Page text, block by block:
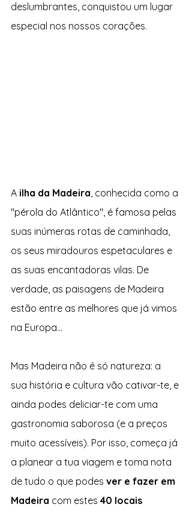
deslumbrantes, conquistou um lugar
especial nos nossos corações.
A ilha da Madeira, conhecida como a
"pérola do Atlântico", é famosa pelas
suas inúmeras rotas de caminhada,
os seus miradouros espetaculares e
as suas encantadoras vilas. De
verdade, as paisagens de Madeira
estão entre as melhores que já vimos
na Europa...
Mas Madeira não é só natureza: a
sua história e cultura vão cativar-te, e
ainda podes deliciar-te com uma
gastronomia saborosa (e a preços
muito acessíveis). Por isso, começa já
a planear a tua viagem e toma nota
de tudo o que podes ver e fazer em
Madeira com estes 40 locais